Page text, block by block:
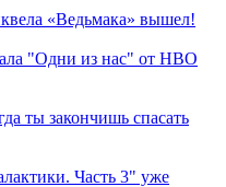
«Ведьмака» вышел!
"Одни из нас" от HBO
ты закончишь спасать
Часть 3" уже